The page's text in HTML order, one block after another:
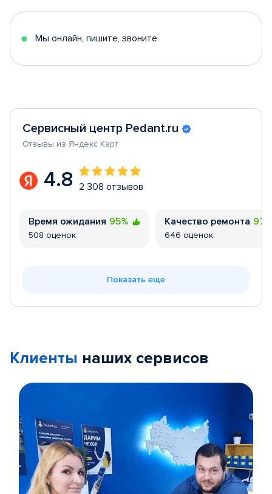
5
Мы онлайн, пишите, звоните
Сервисный центр Pedant.ru
Отзывы из Яндекс Карт
4.8 2 308 отзывов
Время ожидания 95%
508 оценок
Качество ремонта
646 оценок
Показать еще
Клиенты наших сервисов